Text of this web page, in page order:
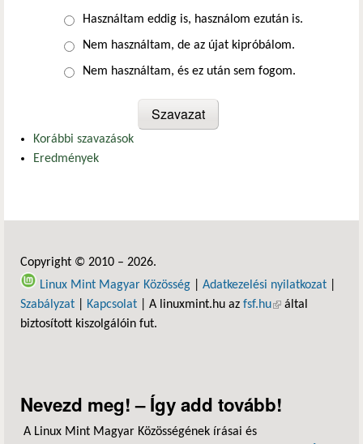
Választások
Használtam eddig is, használom ezután is.
Nem használtam, de az újat kipróbálom.
Nem használtam, és ez után sem fogom.
Korábbi szavazások
Eredmények
Copyright © 2010 – 2026.
Linux Mint Magyar Közösség
Adatkezelési nyilatkozat
Szabályzat
Kapcsolat | A linuxmint.hu az fsf.hu(külső hivatkozás)
által
biztosított kiszolgálóin fut.
Nevezd meg! – Így add tovább!
A Linux Mint Magyar Közösségének írásai és